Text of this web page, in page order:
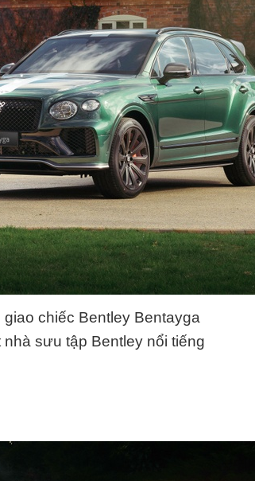
chiếc Bentley Bentayga
sưu tập Bentley nổi tiếng